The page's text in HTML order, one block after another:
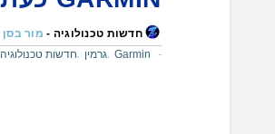
חדשות טכנולוגיה - מור בסן
Garmin
,גרמין ,חדשות טכנולוגיה